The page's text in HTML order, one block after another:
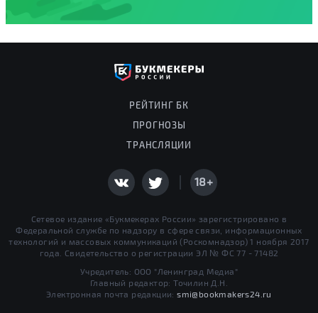
РЕЙТИНГ БК
ПРОГНОЗЫ
ТРАНСЛЯЦИИ
18+
Сетевое издание «Букмекерах России» зарегистрировано в
Федеральной службе по надзору в сфере связи, информационных
технологий и массовых коммуникаций (Роскомнадзор) 1 ноября 2017
года. Свидетельство о регистрации ЭЛ № ФС 77 - 71482
Учредитель: ООО "Ленинград Медиа"
Главный редактор: Точилин Д.Н.
Электронная почта редакции:smi@bookmakers24.ru